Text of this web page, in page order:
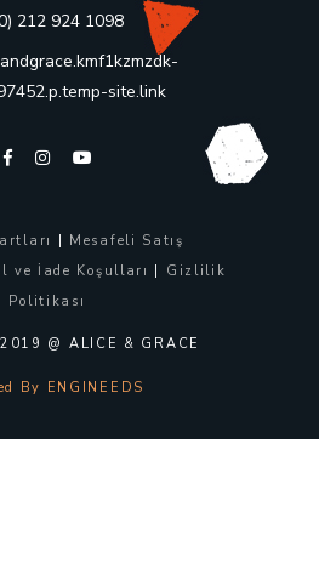
212 924 1098
site.link
Mesafeli Satış
ve İade Koşulları
Gizlilik
Politikası
@ ALICE & GRACE
By ENGINEEDS